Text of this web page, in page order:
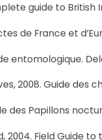
guide to British
de France et
entomologique.
2008. Guide des
des Papillons
2004. Field Guide